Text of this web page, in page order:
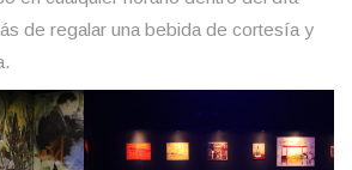
de regalar una bebida de cortesía y